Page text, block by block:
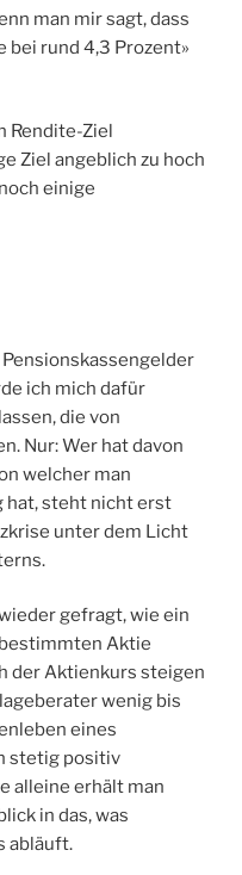
man mir sagt, dass
bei rund 4,3 Prozent»
Rendite-Ziel
Ziel angeblich zu hoch
einige
ich mich dafür
die von
Nur: Wer hat davon
welcher man
hat, steht nicht erst
unter dem Licht
gefragt, wie ein
Aktie
der Aktienkurs steigen
wenig bis
eines
stetig positiv
alleine erhält man
in das, was
abläuft.